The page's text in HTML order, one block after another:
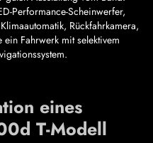
Performance-Scheinwerfer,
Rückfahrkamera,
ein Fahrwerk mit selektivem
eines
T-Modell